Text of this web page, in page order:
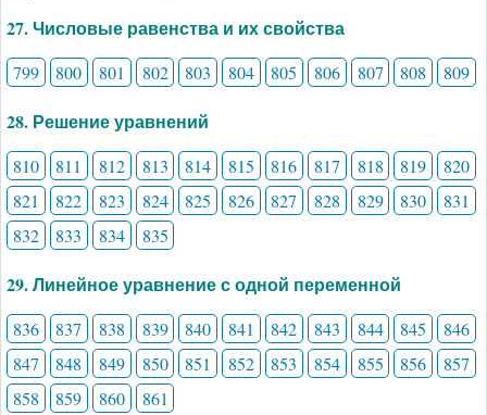
27. Числовые равенства и их свойства
799 800 801 802 803 804 805 806 807 808 809
28. Решение уравнений
810 811 812 813 814 815 816 817 818 819
820
821
822 823 824 825 826 827 828 829 830
831
832
833 834 835
29. Линейное уравнение с одной переменной
836 837 838 839 840 841 842 843 844 845
846
847
848 849 850 851 852 853 854 855 856
857
858
859 860 861